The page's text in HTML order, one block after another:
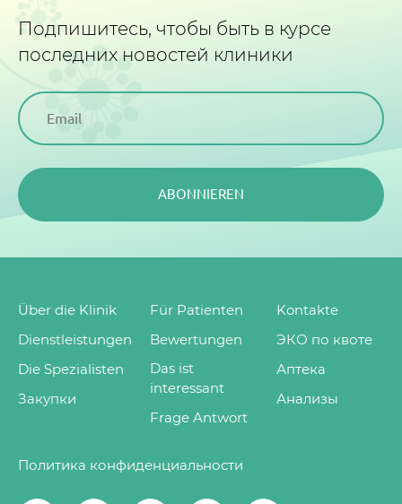
Подпишитесь, чтобы быть в курсе
последних новостей клиники
ABONNIEREN
Über die Klinik
Dienstleistungen
Die Spezialisten
Закупки
Für Patienten
Bewertungen
Das ist
interessant
Frage Antwort
Kontakte
ЭКО по квоте
Аптека
Анализы
Политика конфиденциальности